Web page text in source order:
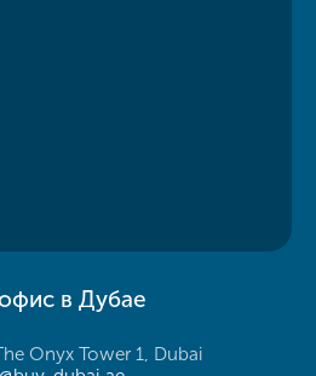
в Дубае
Onyx Tower 1, Dubai